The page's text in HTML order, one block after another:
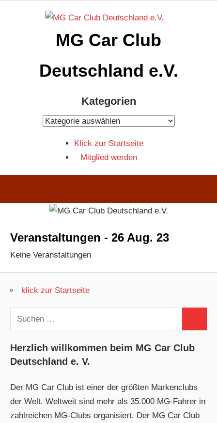
MG Car Club
Deutschland e.V.
Kategorien
Kategorien
Klick zur Startseite
Mitglied werden
Veranstaltungen - 26 Aug. 23
Keine Veranstaltungen
klick zur Startseite
Suchen
nach:
Herzlich willkommen beim MG Car Club
Deutschland e. V.
Der MG Car Club ist einer der größten Markenclubs
der Welt. Weltweit sind mehr als 35.000 MG-Fahrer in
zahlreichen MG-Clubs organisiert. Der MG Car Club